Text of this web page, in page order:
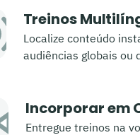
Treinos
Localize conteúdo
audiências globais ou
Incorporar em
Entregue treinos na